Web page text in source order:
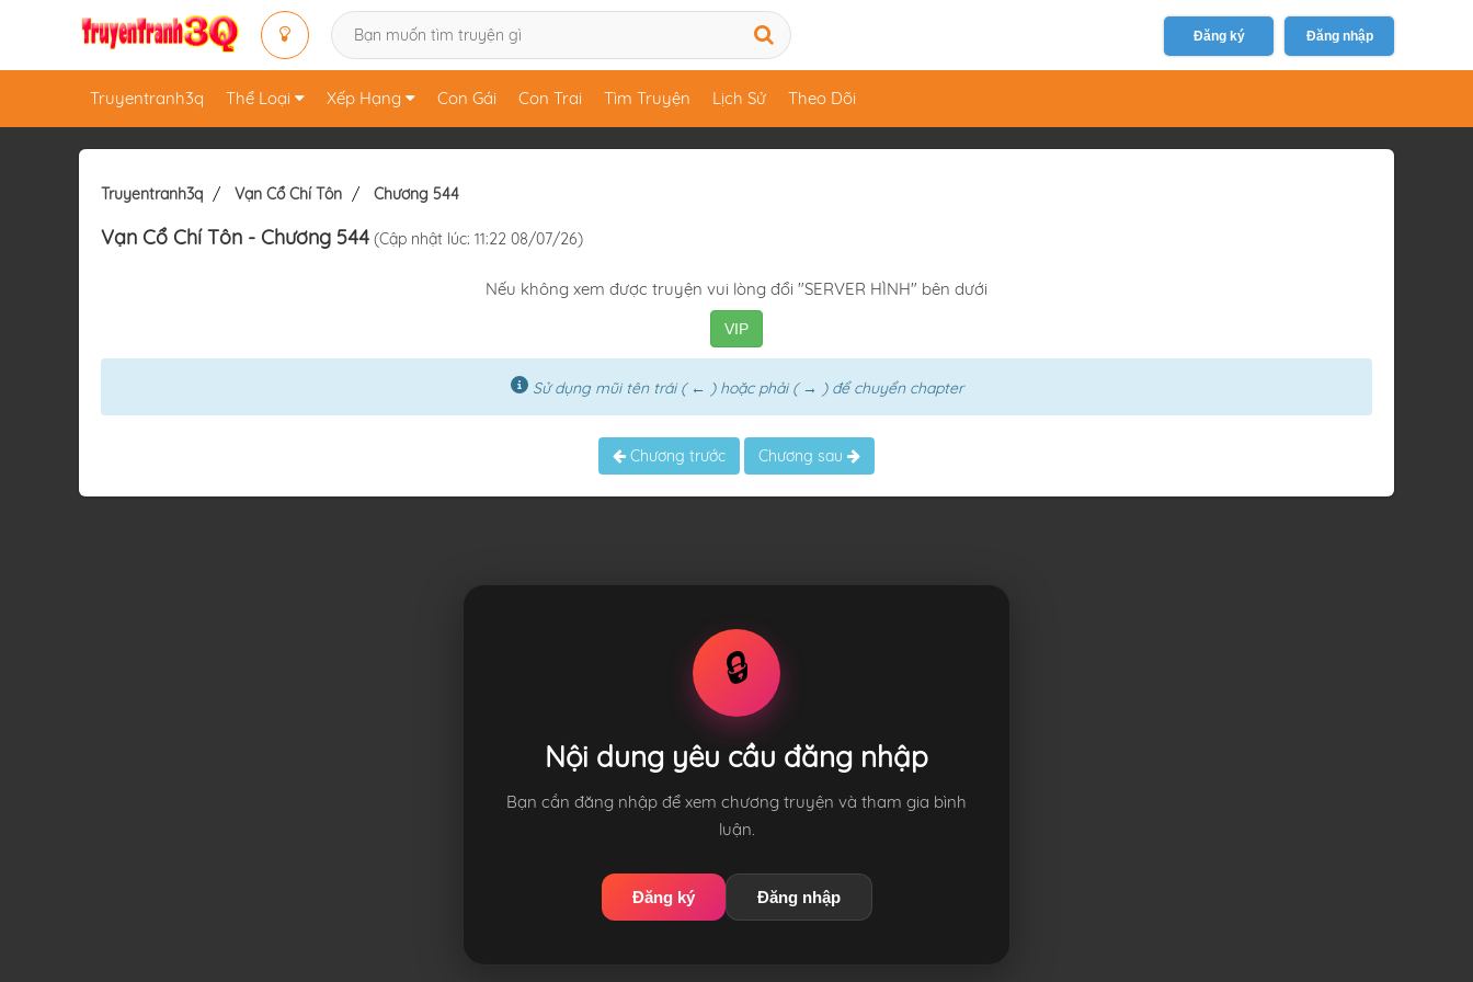
Đăng ký Đăng nhập
Truyentranh3q Thể Loại Xếp Hạng Con Gái Con Trai Tìm Truyện Lịch Sử Theo Dõi
Truyentranh3q Vạn Cổ Chí Tôn Chương 544
Vạn Cổ Chí Tôn - Chương 544 (Cập nhật lúc: 11:22 08/07/26)
Nếu không xem được truyện vui lòng đổi "SERVER HÌNH" bên dưới
VIP
Sử dụng mũi tên trái ( ← ) hoặc phải ( → ) để chuyển chapter
Chương trước Chương sau
🔒
Nội dung yêu cầu đăng nhập
Bạn cần đăng nhập để xem chương truyện và tham gia bình
luận.
Đăng ký Đăng nhập